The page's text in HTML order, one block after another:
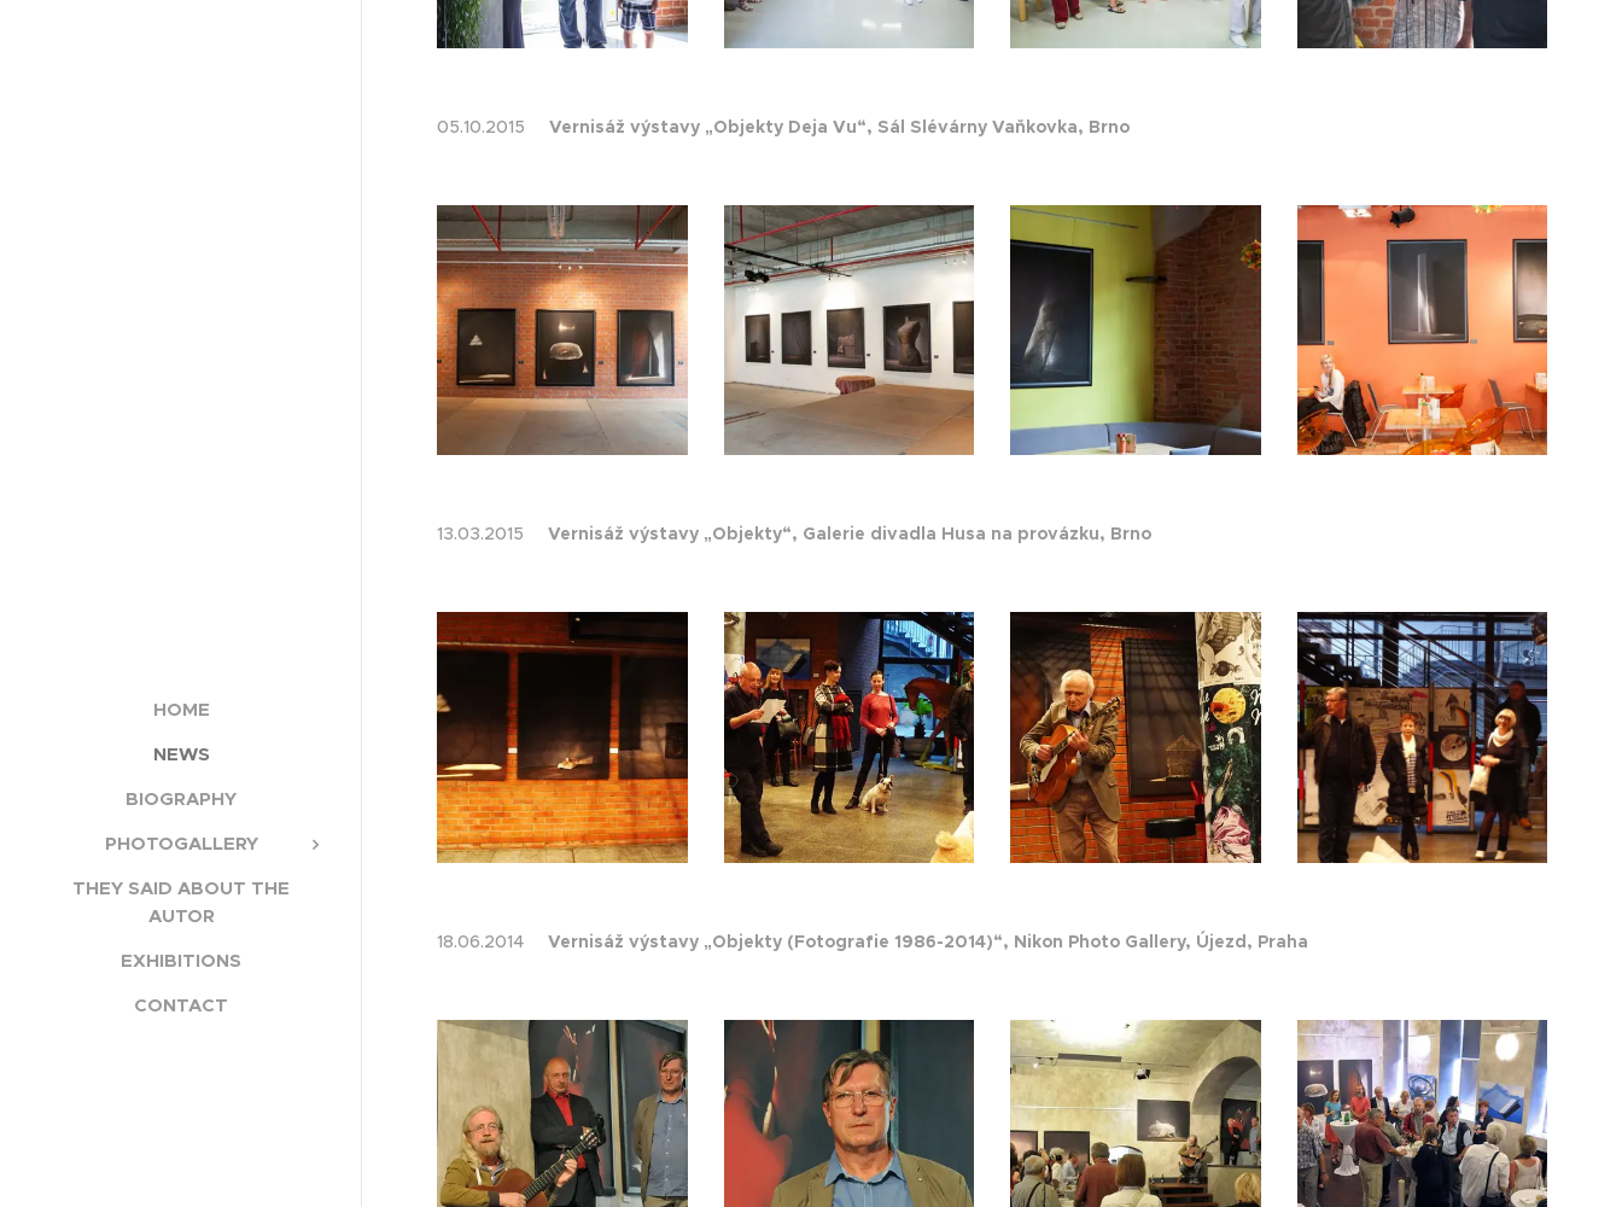
HOME
NEWS
BIOGRAPHY
PHOTOGALLERY
THEY SAID ABOUT THE
AUTOR
EXHIBITIONS
CONTACT
05.10.2015 Vernisáž výstavy „Objekty Deja Vu“, Sál Slévárny Vaňkovka, Brno
13.03.2015 Vernisáž výstavy „Objekty“, Galerie divadla Husa na provázku, Brno
18.06.2014 Vernisáž výstavy „Objekty (Fotografie 1986-2014)“, Nikon Photo Gallery, Újezd, Praha